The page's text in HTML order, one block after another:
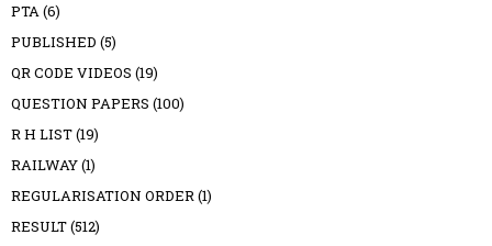
PTA(6)
PUBLISHED (5)
QR CODE VIDEOS (19)
QUESTION PAPERS (100)
R H LIST(19)
RAILWAY(1)
REGULARISATION ORDER(1)
RESULT(512)